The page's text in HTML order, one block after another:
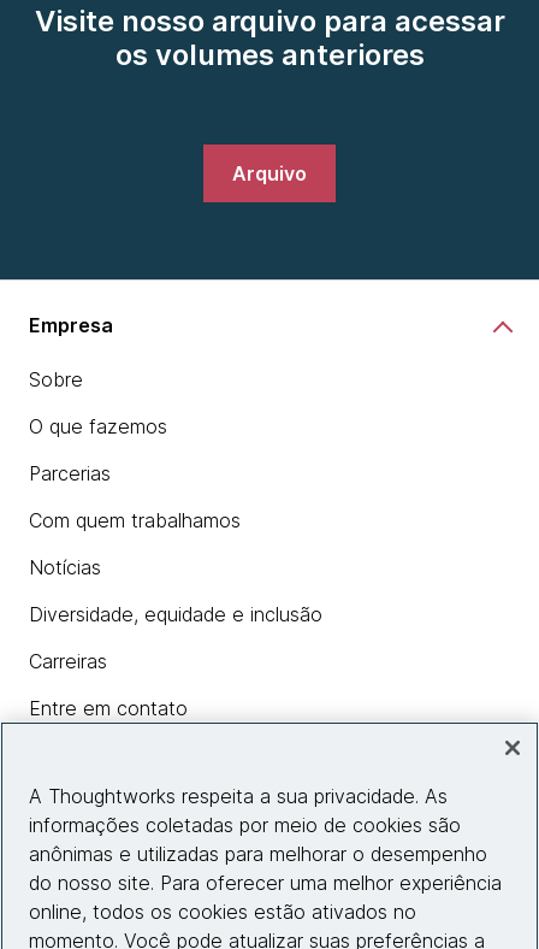
Visite nosso arquivo para acessar
os volumes anteriores
Arquivo
Empresa
Sobre
O que fazemos
Parcerias
Com quem trabalhamos
Notícias
Diversidade, equidade e inclusão
Carreiras
Entre em contato
Insights
Informações do site
A Thoughtworks respeita a sua privacidade. As
informações coletadas por meio de cookies são
anônimas e utilizadas para melhorar o desempenho
do nosso site. Para oferecer uma melhor experiência
online, todos os cookies estão ativados no
momento. Você pode atualizar suas preferências a